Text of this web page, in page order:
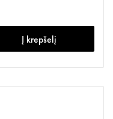
Į krepšelį